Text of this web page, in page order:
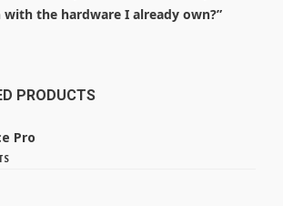
with the hardware I already own?”
PRODUCTS
Pro